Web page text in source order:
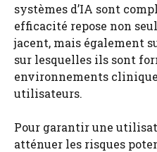
systèmes d’IA sont
efficacité repose non
jacent, mais également
sur lesquelles ils sont
environnements
utilisateurs.
Pour garantir une
atténuer les risques